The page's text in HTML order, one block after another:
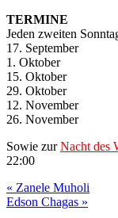
TERMINE
Jeden zweiten
17. September
1. Oktober
15. Oktober
29. Oktober
12. November
26. November
Sowie zurNacht des
22:00
Post
navigation
« Zanele Muholi
Edson Chagas »